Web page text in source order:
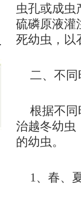
虫孔或成虫
硫磷原液灌
死幼虫，以
二、不
根据不
治越冬幼虫
的幼虫。
1、春、